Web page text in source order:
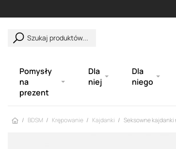
Szukaj produktów...
Pomysły
na
prezent
Dla
niej
Dla
niego
Strona główna
BDSM Krępowanie Kajdanki Seksowne